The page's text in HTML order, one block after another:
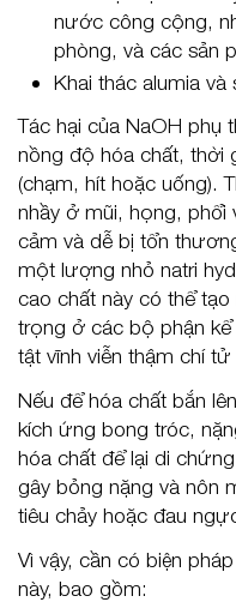
nước công cộng,
phòng, và các sản
Khai thác alumia và
Tác hại của NaOH phụ
nồng độ hóa chất, thời
(chạm, hít hoặc uống).
nhầy ở mũi, họng, phổi
cảm và dễ bị tổn
một lượng nhỏ natri
cao chất này có thể
trọng ở các bộ phận
tật vĩnh viễn thậm chí tử
Nếu để hóa chất bắn
kích ứng bong tróc,
hóa chất để lại di
gây bỏng nặng và nôn
tiêu chảy hoặc đau
Vì vậy, cần có biện
này, bao gồm: